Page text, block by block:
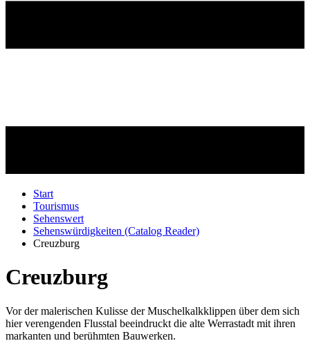
Start
Tourismus
Sehenswert
Sehenswürdigkeiten (Catalog Reader)
Creuzburg
Creuzburg
Vor der malerischen Kulisse der Muschelkalkklippen über dem sich
hier verengenden Flusstal beeindruckt die alte Werrastadt mit ihren
markanten und berühmten Bauwerken.